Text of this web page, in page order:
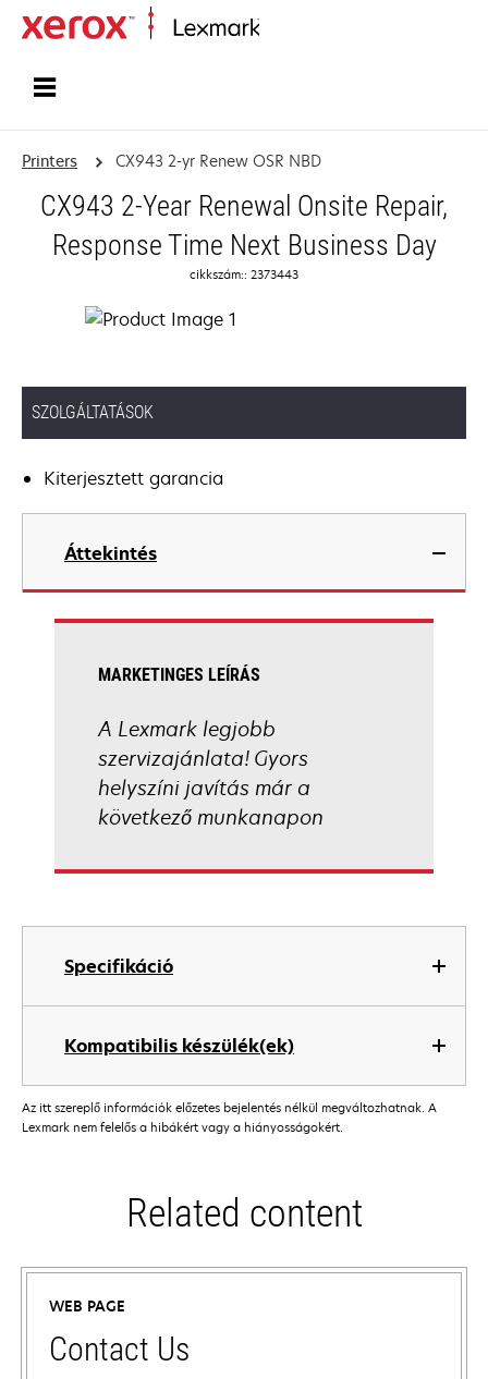
Printers CX943 2-yr Renew OSR NBD
CX943 2-Year Renewal Onsite Repair,
Response Time Next Business Day
cikkszám:: 2373443
SZOLGÁLTATÁSOK
Kiterjesztett garancia
Áttekintés
Specifikáció
Kompatibilis készülék(ek)
MARKETINGES LEÍRÁS
A Lexmark legjobb
szervizajánlata! Gyors
helyszíni javítás már a
következő munkanapon
Az itt szereplő információk előzetes bejelentés nélkül megváltozhatnak. A
Lexmark nem felelős a hibákért vagy a hiányosságokért.
Related content
WEB PAGE
Contact Us